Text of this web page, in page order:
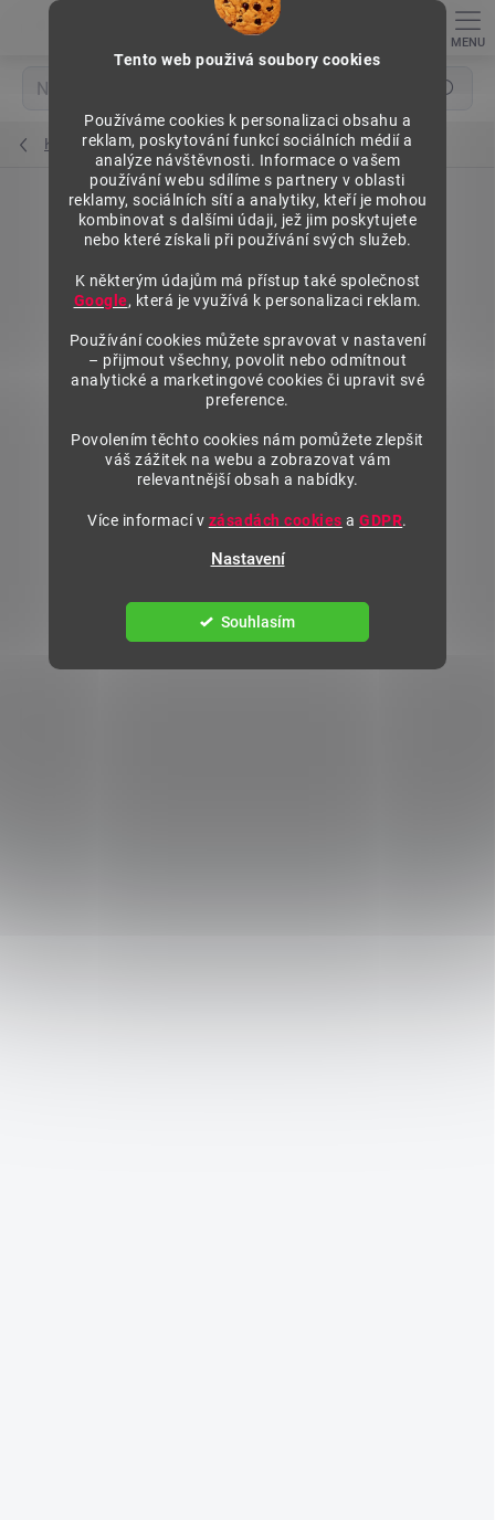
Tento web použivá soubory cookies
Používáme cookies k personalizaci obsahu a
reklam, poskytování funkcí sociálních médií a
analýze návštěvnosti. Informace o vašem
používání webu sdílíme s partnery v oblasti
reklamy, sociálních sítí a analytiky, kteří je mohou
kombinovat s dalšími údaji, jež jim poskytujete
nebo které získali při používání svých služeb.
K některým údajům má přístup také společnost
Google, která je využívá k personalizaci reklam.
Používání cookies můžete spravovat v nastavení
– přijmout všechny, povolit nebo odmítnout
analytické a marketingové cookies či upravit své
preference.
Povolením těchto cookies nám pomůžete zlepšit
váš zážitek na webu a zobrazovat vám
relevantnější obsah a nabídky.
Více informací v zásadách cookies aGDPR.
Nastavení
Souhlasím
Hledat
Komponenty regálů SUPER